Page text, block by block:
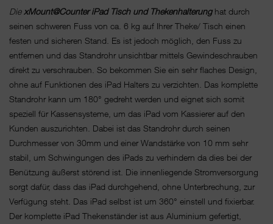
Die xMount@Counter iPad Tisch und Thekenhalterung hat durch
seinen schweren Fuss von ca. 6 kg auf Ihrer Theke/ Tisch einen
festen und sicheren Stand. Es ist jedoch möglich, den Fuss zu
entfernen und das Standrohr unsichtbar mittels Gewindeschrauben
direkt zu verschrauben. So bekommen Sie ein sehr flaches Design,
ohne auf Funktionen des iPad Halters zu verzichten. Das komplette
Standrohr kann um 180° gedreht werden und eignet sich somit
speziell für Kassensysteme, um das iPad vom Kassierer auf den
Kunden auszurichten. Dabei ist das Standrohr durch seinen
Durchmesser von 30mm und einer Wandstärke von 10 mm sehr
stabil, um Schwingungen des iPads zu verhindern da dies bei der
Benützung äußerst störend ist. Die innenliegende Stromversorgung
sorgt dafür, dass das iPad durchgehend, ohne Unterbrechung, zur
Verfügung steht. Das iPad selbst ist um 360° einstell und fixierbar.
Der komplette iPad Thekenständer ist aus Aluminium gefertigt,